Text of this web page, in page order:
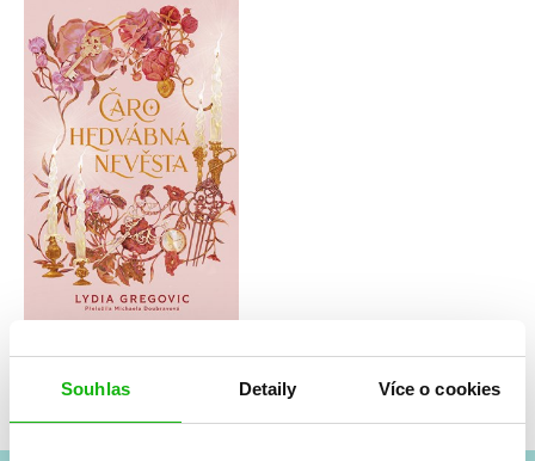
Souhlas Detaily Více o cookies